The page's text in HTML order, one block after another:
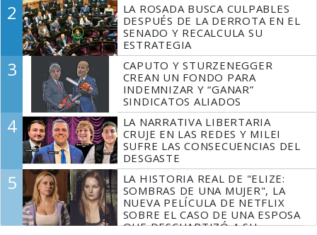
2
LA ROSADA BUSCA CULPABLES
DESPUÉS DE LA DERROTA EN EL
SENADO Y RECALCULA SU
ESTRATEGIA
3
CAPUTO Y STURZENEGGER
CREAN UN FONDO PARA
INDEMNIZAR Y “GANAR”
SINDICATOS ALIADOS
4
LA NARRATIVA LIBERTARIA
CRUJE EN LAS REDES Y MILEI
SUFRE LAS CONSECUENCIAS DEL
DESGASTE
5
LA HISTORIA REAL DE "ELIZE:
SOMBRAS DE UNA MUJER", LA
NUEVA PELÍCULA DE NETFLIX
SOBRE EL CASO DE UNA ESPOSA
QUE DESCUARTIZÓ A SU